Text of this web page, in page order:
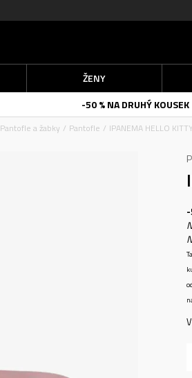
ŽENY
-50 % NA DRUHÝ KOUSEK
Pantofle a žabky Pantofle IPANEMA HELLO